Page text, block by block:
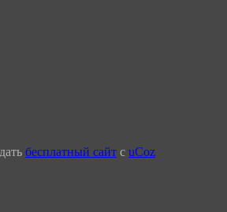
бесплатный сайт с uCoz